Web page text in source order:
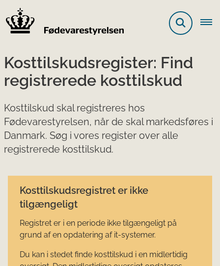
Kosttilskudsregister: Find
registrerede kosttilskud
Kosttilskud skal registreres hos
Fødevarestyrelsen, når de skal markedsføres i
Danmark. Søg i vores register over alle
registrerede kosttilskud.
Kosttilskudsregistret er ikke
tilgængeligt
Registret er i en periode ikke tilgængeligt på
grund af en opdatering af it-systemer.
Du kan i stedet finde kosttilskud i en midlertidig